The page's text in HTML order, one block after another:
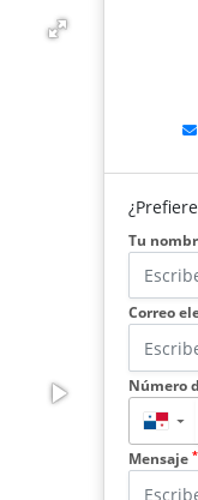
Tu
Correo
Número
▼
Mensaje *